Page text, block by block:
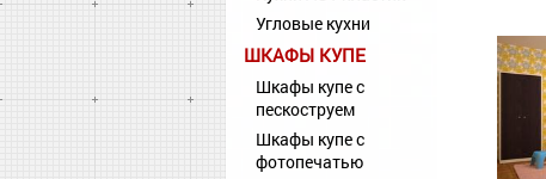
Угловые кухни
ШКАФЫ КУПЕ
Шкафы купе с
пескоструем
Шкафы купе с
фотопечатью